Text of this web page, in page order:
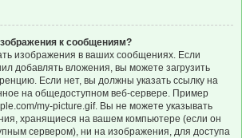
к сообщениям?
изображения в ваших сообщениях. Если
добавлять вложения, вы можете загрузить
Если нет, вы должны указать ссылку на
на общедоступном веб-сервере. Пример
my-picture.gif. Вы не можете указывать
хранящиеся на вашем компьютере (если он
сервером), ни на изображения, для доступа